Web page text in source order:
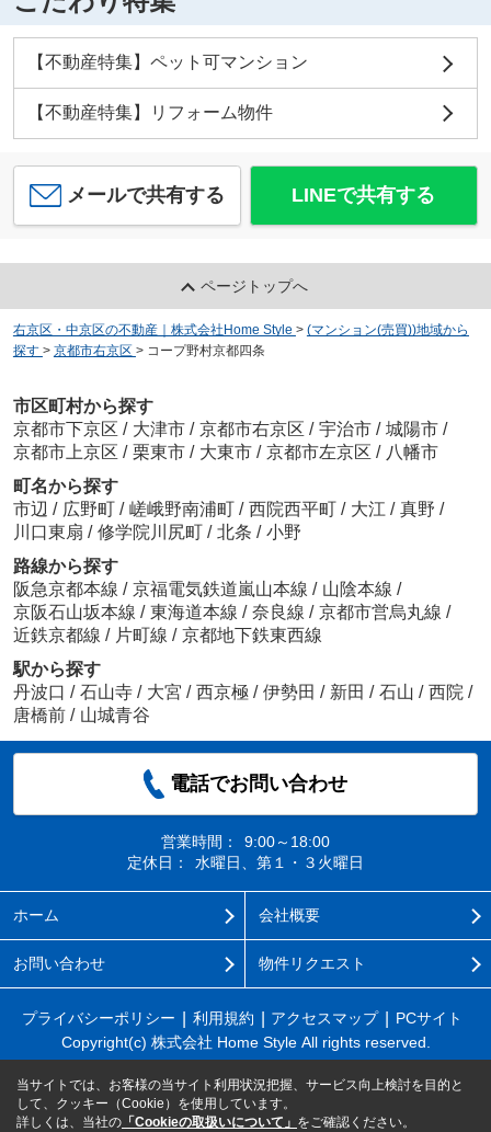
【不動産特集】ペット可マンション
【不動産特集】リフォーム物件
メールで共有する LINEで共有する
ページトップへ
右京区・中京区の不動産｜株式会社Home Style > (マンション(売買))地域から
探す > 京都市右京区 > コープ野村京都四条
市区町村から探す
京都市下京区 / 大津市 / 京都市右京区 / 宇治市 / 城陽市 /
京都市上京区 / 栗東市 / 大東市 / 京都市左京区 / 八幡市
町名から探す
市辺 / 広野町 / 嵯峨野南浦町 / 西院西平町 / 大江 / 真野 /
川口東扇 / 修学院川尻町 / 北条 / 小野
路線から探す
阪急京都本線 / 京福電気鉄道嵐山本線 / 山陰本線 /
京阪石山坂本線 / 東海道本線 / 奈良線 / 京都市営烏丸線 /
近鉄京都線 / 片町線 / 京都地下鉄東西線
駅から探す
丹波口 / 石山寺 / 大宮 / 西京極 / 伊勢田 / 新田 / 石山 / 西院 /
唐橋前 / 山城青谷
電話でお問い合わせ
営業時間：
9:00～18:00
定休日：
水曜日、第１・３火曜日
ホーム 会社概要
お問い合わせ 物件リクエスト
プライバシーポリシー 利用規約 アクセスマップ
PCサイト
Copyright(c) 株式会社 Home Style All rights reserved.
当サイトでは、お客様の当サイト利用状況把握、サービス向上検討を目的と
して、クッキー（Cookie）を使用しています。
詳しくは、当社の 「Cookieの取扱いについて」 をご確認ください。